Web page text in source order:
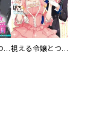
視える令嬢とつかれやすい公爵 【連載版】 視える令嬢とつかれやすい公爵